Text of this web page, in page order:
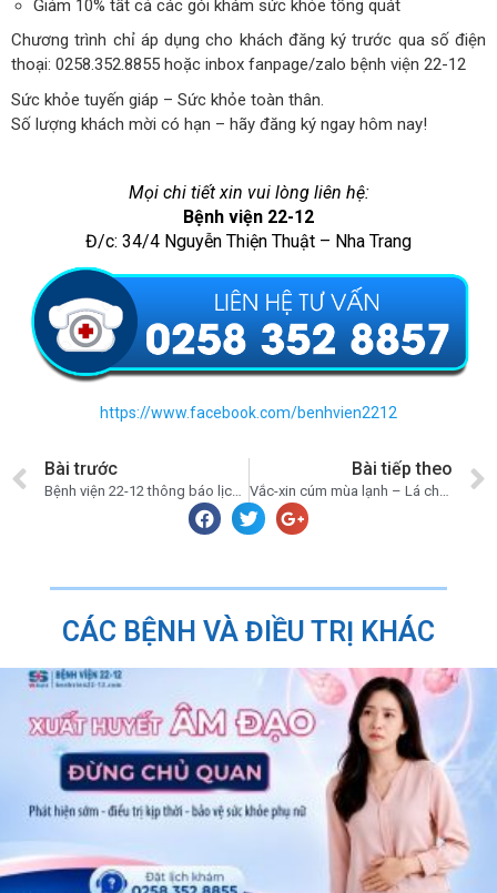
Giảm 10% tất cả các gói khám sức khỏe tổng quát
Chương trình chỉ áp dụng cho khách đăng ký trước qua số điện
thoại: 0258.352.8855 hoặc inbox fanpage/zalo bệnh viện 22-12
Sức khỏe tuyến giáp – Sức khỏe toàn thân.
Số lượng khách mời có hạn – hãy đăng ký ngay hôm nay!
Mọi chi tiết xin vui lòng liên hệ:
Bệnh viện 22-12
Đ/c: 34/4 Nguyễn Thiện Thuật – Nha Trang
https://www.facebook.com/benhvien2212
Bài trước Bài tiếp theo
CÁC BỆNH VÀ ĐIỀU TRỊ KHÁC